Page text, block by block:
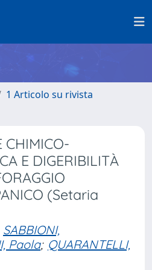
1 Articolo su rivista
CHIMICO-
E DIGERIBILITÀ
(Setaria
SABBIONI,
Paola; QUARANTELLI,